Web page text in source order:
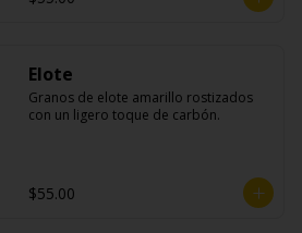
Elote
Granos de elote amarillo rostizados
con un ligero toque de carbón.
$55.00